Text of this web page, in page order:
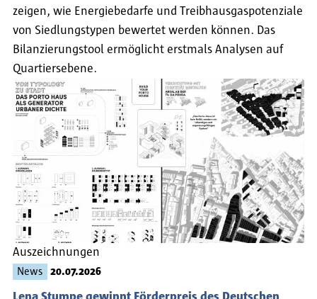
zeigen, wie Energiebedarfe und Treibhausgaspotenziale
von Siedlungstypen bewertet werden können. Das
Bilanzierungstool ermöglicht erstmals Analysen auf
Quartiersebene.
Auszeichnungen
News 20.07.2026